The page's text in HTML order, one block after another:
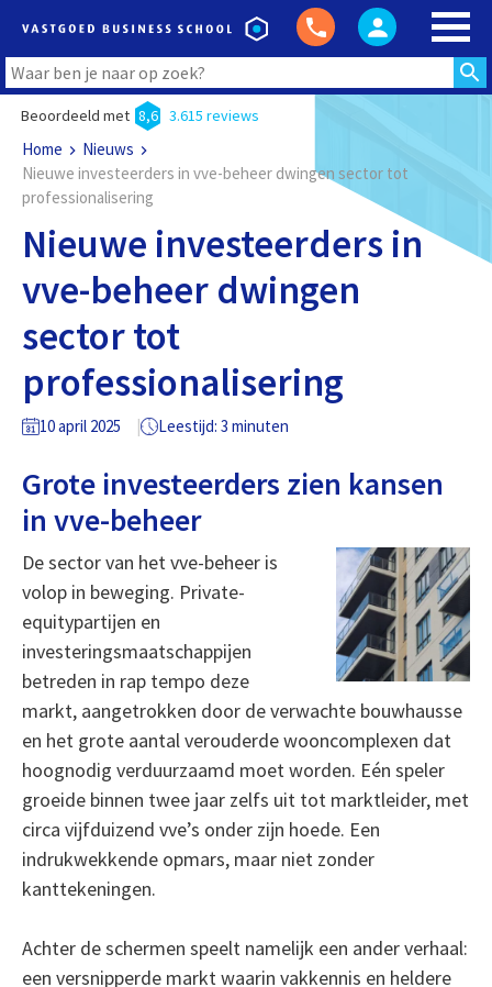
Beoordeeld met 8,6 3.615 reviews
Home
Nieuws
Nieuwe investeerders in vve-beheer dwingen sector tot
professionalisering
Nieuwe investeerders in
vve-beheer dwingen
sector tot
professionalisering
10 april 2025 Leestijd: 3 minuten
Grote investeerders zien kansen
in vve-beheer
De sector van het vve-beheer is
volop in beweging. Private-
equitypartijen en
investeringsmaatschappijen
betreden in rap tempo deze
markt, aangetrokken door de verwachte bouwhausse
en het grote aantal verouderde wooncomplexen dat
hoognodig verduurzaamd moet worden. Eén speler
groeide binnen twee jaar zelfs uit tot marktleider, met
circa vijfduizend vve’s onder zijn hoede. Een
indrukwekkende opmars, maar niet zonder
kanttekeningen.
Achter de schermen speelt namelijk een ander verhaal:
een versnipperde markt waarin vakkennis en heldere